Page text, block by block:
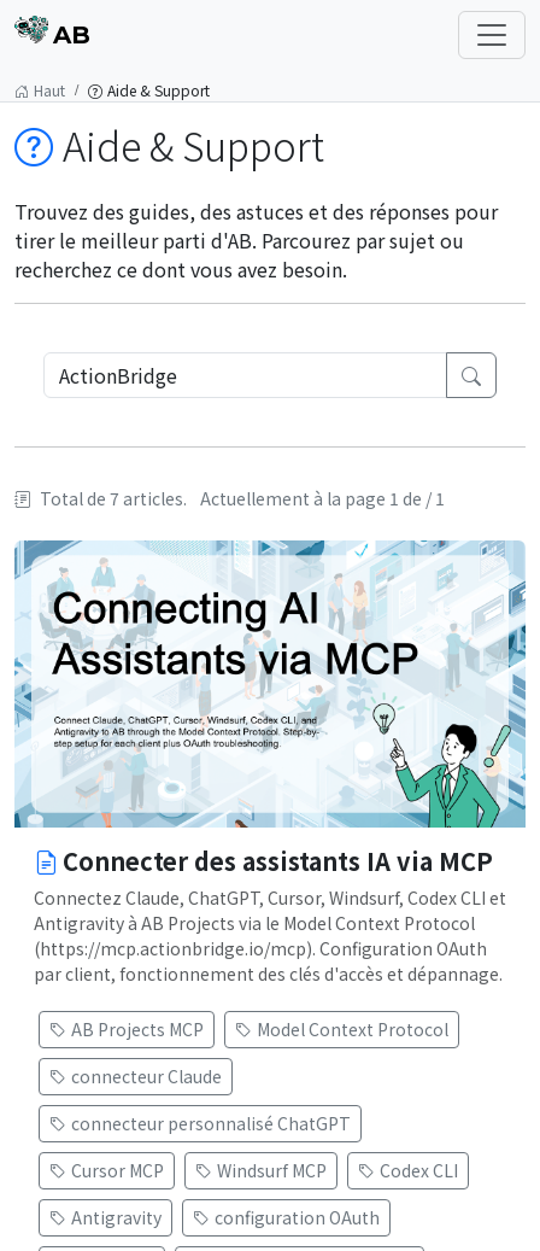
AB
Haut Aide & Support
Aide & Support
Trouvez des guides, des astuces et des réponses pour
tirer le meilleur parti d'AB. Parcourez par sujet ou
recherchez ce dont vous avez besoin.
Total de 7 articles. Actuellement à la page 1 de / 1
Connecter des assistants IA via MCP
Connectez Claude, ChatGPT, Cursor, Windsurf, Codex CLI et
Antigravity à AB Projects via le Model Context Protocol
(https://mcp.actionbridge.io/mcp). Configuration OAuth
par client, fonctionnement des clés d'accès et dépannage.
AB Projects MCP
Model Context Protocol
connecteur Claude
connecteur personnalisé ChatGPT
Cursor MCP
Windsurf MCP
Codex CLI
Antigravity
configuration OAuth